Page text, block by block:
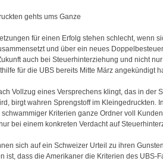
gehts ums Ganze
für einen Erfolg stehen schlecht, wenn
und über ein neues
auch bei Steuerhinterziehung und nicht
für die UBS bereits Mitte März angekündigt
Vollzug eines Versprechens klingt, das in
birgt wahren Sprengstoff im
Kriterien ganze Ordner voll
bei einem konkreten Verdacht auf
sich auf ein Schweizer Urteil zu ihren
ist, dass die Amerikaner die Kriterien des